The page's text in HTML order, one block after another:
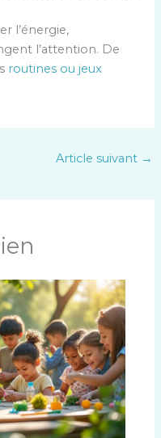
l’énergie,
l’attention. De
routines ou jeux
Article suivant →